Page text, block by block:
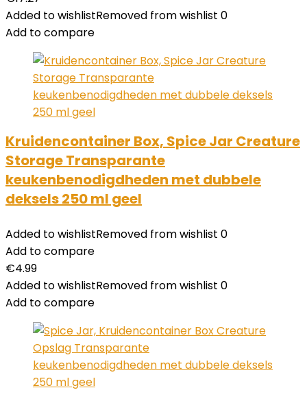
Added to wishlistRemoved from wishlist 0
Add to compare
Kruidencontainer Box, Spice Jar Creature
Storage Transparante
keukenbenodigdheden met dubbele
deksels 250 ml geel
Added to wishlistRemoved from wishlist 0
Add to compare
€4.99
Added to wishlistRemoved from wishlist 0
Add to compare